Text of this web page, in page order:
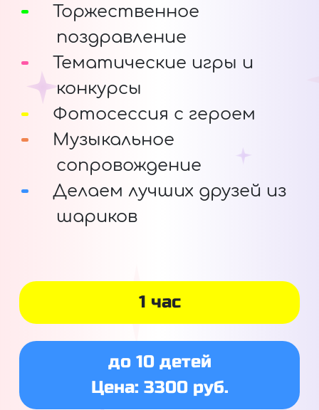
Торжественное
поздравление
Тематические игры и
конкурсы
Фотосессия с героем
Музыкальное
сопровождение
Делаем лучших друзей из
шариков
1 час
до 10 детей
Цена: 3300 руб.